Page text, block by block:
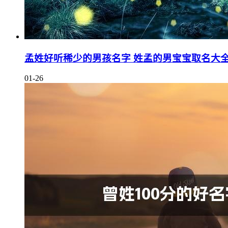
孟姓好听稀少的男孩名字 姓孟的男宝宝取名大
01-26